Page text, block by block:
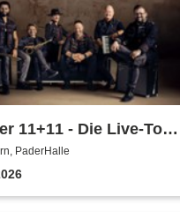
11+11 - Die Live-Tour
PaderHalle